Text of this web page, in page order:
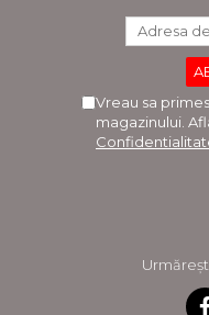
Vreau sa
magazinului.